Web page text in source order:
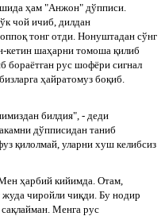
ҳам "Анжон" дўпписи.
чой ичиб, дилдан
тонг отди. Нонуштадан сўнг
кетин шаҳарни томоша қилиб
бораётган рус шофёри сигнал
ҳайратомуз боқиб.
билдия", - деди
дўпписидан таниб
қилолмай, уларни хуш келибсиз
ҳарбий кийимда. Отам,
чиройли чиқди. Бу нодир
Менга рус